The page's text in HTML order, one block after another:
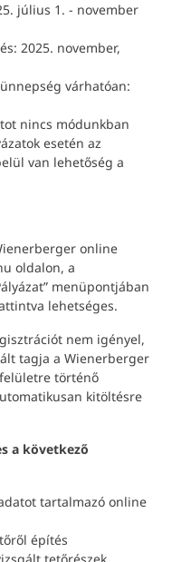
július 1. - november
2025. november,
várhatóan:
nincs módunkban
esetén az
van lehetőség a
online
oldalon, a
menüpontjában
lehetséges.
nem igényel,
tagja a Wienerberger
történő
kitöltésre
a következő
tartalmazó online
építés